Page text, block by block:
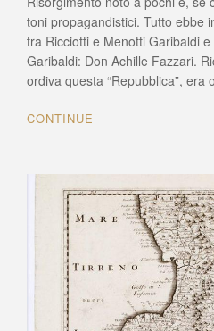
toni propagandistici. Tutto ebbe
tra Ricciotti e Menotti Garibaldi e
Garibaldi: Don Achille Fazzari.
ordiva questa “Repubblica”,
CONTINUE